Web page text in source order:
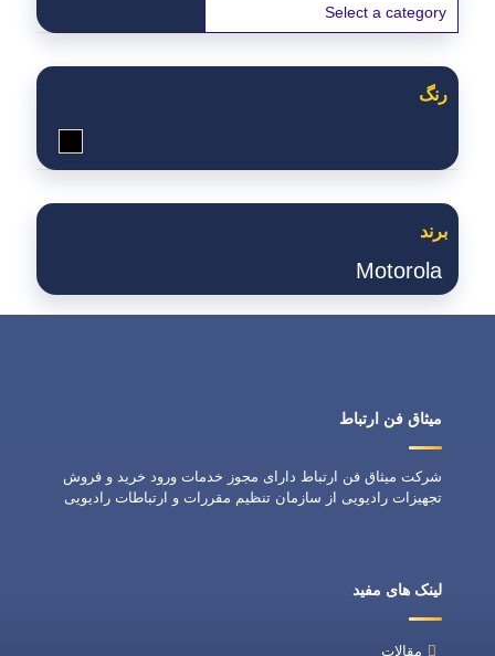
رنگ
برند
Motorola
میثاق فن ارتباط
شرکت میثاق فن ارتباط دارای مجوز خدمات ورود خرید و فروش
تجهیزات رادیویی از سازمان تنظیم مقررات و ارتباطات رادیویی
لینک های مفید
مقالات